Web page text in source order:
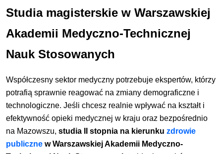
Studia magisterskie w Warszawskiej
Akademii Medyczno-Technicznej
Nauk Stosowanych
Współczesny sektor medyczny potrzebuje ekspertów, którzy
potrafią sprawnie reagować na zmiany demograficzne i
technologiczne. Jeśli chcesz realnie wpływać na kształt i
efektywność opieki medycznej w kraju oraz bezpośrednio
na Mazowszu,studia II stopnia na kierunkuzdrowie
publiczne w Warszawskiej Akademii Medyczno-